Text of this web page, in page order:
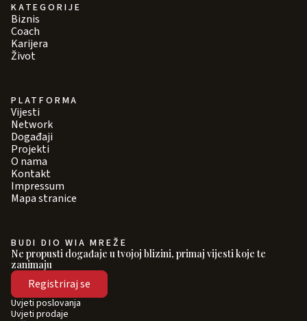
KATEGORIJE
Biznis
Coach
Karijera
Život
PLATFORMA
Vijesti
Network
Događaji
Projekti
O nama
Kontakt
Impressum
Mapa stranice
BUDI DIO WIA MREŽE
Ne propusti događaje u tvojoj blizini, primaj vijesti koje te
zanimaju
Registriraj se
Uvjeti poslovanja
Uvjeti prodaje